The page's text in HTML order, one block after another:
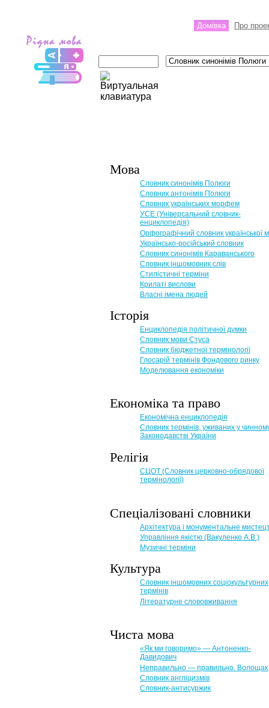
Домівка Про
Мова
Словник синонімів Полюги
Словник антонімів Полюги
Словник українських морфем
УСЕ (Універсальний словник-
енциклопедія)
Орфографічний словник української
Українсько-російський словник
Словник синонімів Караванського
Словник іншомовник слів
Стилістичні терміни
Крилаті вислови
Власні імена людей
Історія
Енциклопедія політичної думки
Словник мови Стуса
Словник бюджетної термінології
Глосарій термінів Фондового ринку
Моделювання економіки
Економіка та право
Eкономічна енциклопедія
Словник термінів, уживаних у
Законодавстві України
Релігія
СЦОТ (Словник церковно-обрядової
термінології)
Спеціалізовані словники
Архітектура і монументальне
Управління якістю (Вакуленко А.В.)
Музичні терміни
Культура
Словник іншомовних соціокультурних
термінів
Літературне слововживання
Чиста мова
«Як ми говоримо» — Антоненко-
Давидович
Неправильно — правильно. Волощак
Словник англіцизмів
Словник-антисуржик